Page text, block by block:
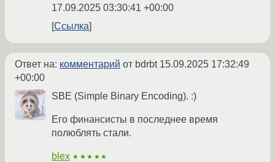
17.09.2025 03:30:41 +00:00
Ссылка
Ответ на: комментарий от bdrbt 15.09.2025 17:32:49
+00:00
SBE (Simple Binary Encoding). :)
Его финансисты в последнее время
полюблять стали.
blex ★★★★★